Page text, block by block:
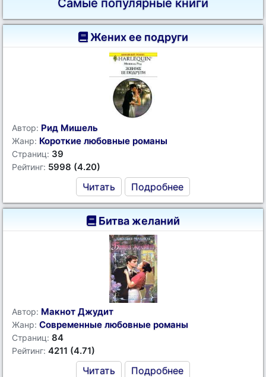
Самые популярные книги
Жених ее подруги
Автор: Рид Мишель
Жанр: Короткие любовные романы
Страниц: 39
Рейтинг: 5998 (4.20)
Читать Подробнее
Битва желаний
Автор: Макнот Джудит
Жанр: Современные любовные романы
Страниц: 84
Рейтинг: 4211 (4.71)
Читать Подробнее